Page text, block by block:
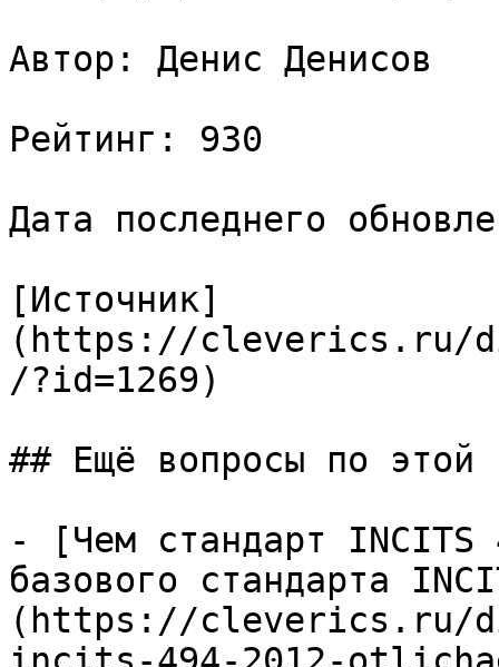
Автор: Денис Денисов
Рейтинг: 930
Дата последнего
[Источник]
(https://cleverics.ru/
/?id=1269)
## Ещё вопросы по этой
- [Чем стандарт INCITS
базового стандарта
(https://cleverics.ru/